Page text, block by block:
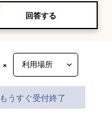
回答する
×
もうすぐ受付終了